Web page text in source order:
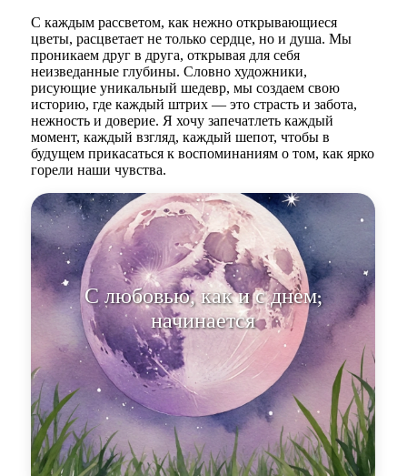
С каждым рассветом, как нежно открывающиеся
цветы, расцветает не только сердце, но и душа. Мы
проникаем друг в друга, открывая для себя
неизведанные глубины. Словно художники,
рисующие уникальный шедевр, мы создаем свою
историю, где каждый штрих — это страсть и забота,
нежность и доверие. Я хочу запечатлеть каждый
момент, каждый взгляд, каждый шепот, чтобы в
будущем прикасаться к воспоминаниям о том, как ярко
горели наши чувства.
С любовью, как и с днем,
начинается новый